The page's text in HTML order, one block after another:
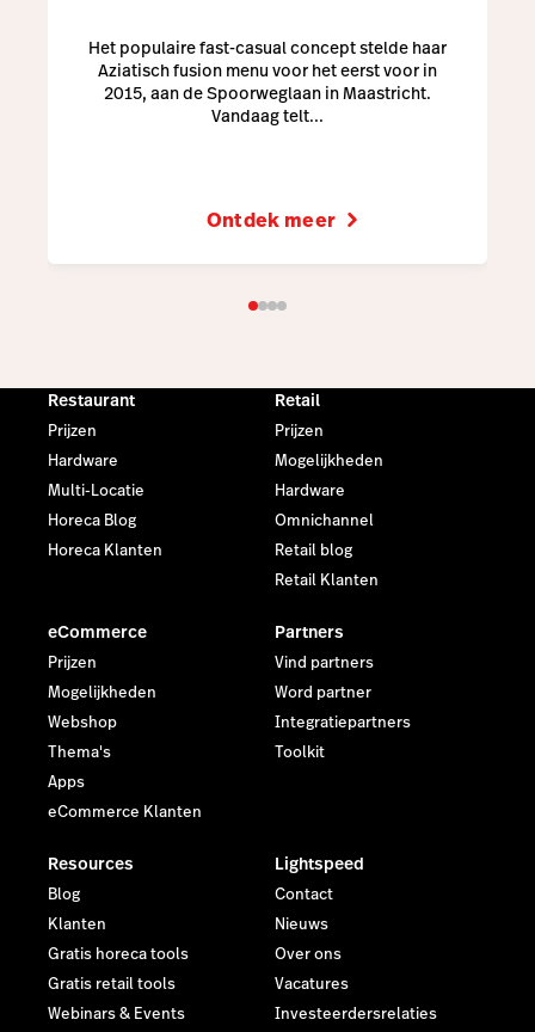
Het populaire fast-casual concept stelde haar
Aziatisch fusion menu voor het eerst voor in
2015, aan de Spoorweglaan in Maastricht.
Vandaag telt...
Ontdek meer
Restaurant
Prijzen
Hardware
Multi-Locatie
Horeca Blog
Horeca Klanten
Retail
Prijzen
Mogelijkheden
Hardware
Omnichannel
Retail blog
Retail Klanten
eCommerce
Prijzen
Mogelijkheden
Webshop
Thema's
Apps
eCommerce Klanten
Partners
Vind partners
Word partner
Integratiepartners
Toolkit
Resources
Blog
Klanten
Gratis horeca tools
Gratis retail tools
Webinars & Events
Lightspeed
Contact
Nieuws
Over ons
Vacatures
Investeerdersrelaties